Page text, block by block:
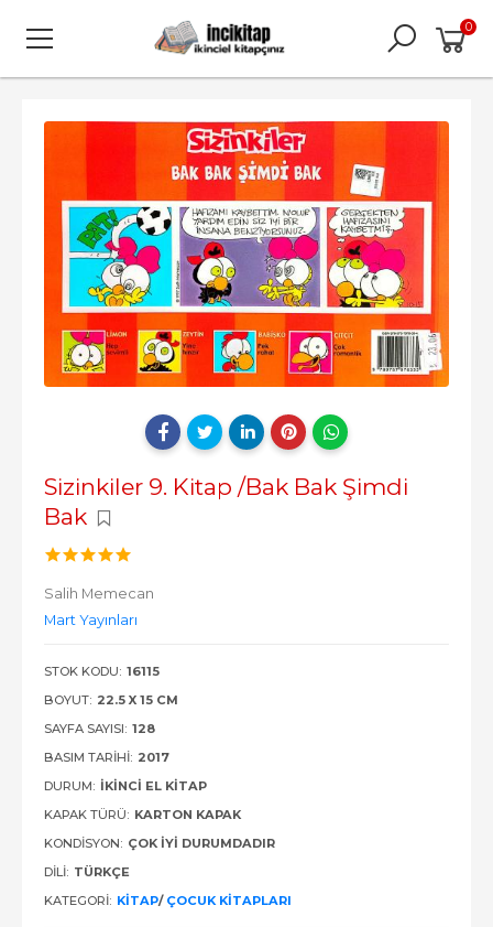
0
Sizinkiler 9. Kitap /Bak Bak Şimdi
Bak
Salih Memecan
Mart Yayınları
STOK KODU: 16115
BOYUT: 22.5 X 15 CM
SAYFA SAYISI: 128
BASIM TARIHI: 2017
DURUM: İKINCI EL KITAP
KAPAK TÜRÜ: KARTON KAPAK
KONDISYON: ÇOK İYI DURUMDADIR
DILI: TÜRKÇE
KATEGORI: KITAP/ ÇOCUK KITAPLARI